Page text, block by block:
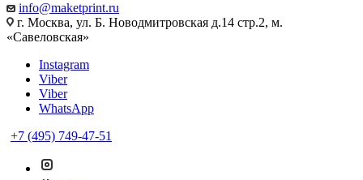
info@maketprint.ru
г. Москва, ул. Б. Новодмитровская д.14 стр.2, м.
«Савеловская»
Instagram
Viber
Viber
WhatsApp
+7 (495) 749-47-51